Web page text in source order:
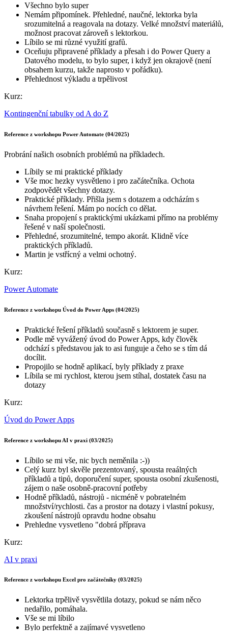
Všechno bylo super
Nemám připomínek. Přehledné, naučné, lektorka byla
srozumitelná a reagovala na dotazy. Velké množství materiálů,
možnost pracovat zároveň s lektorkou.
Líbilo se mi různé využití grafů.
Oceňuju připravené příklady a přesah i do Power Query a
Datového modelu, to bylo super, i když jen okrajově (není
obsahem kurzu, takže naprosto v pořádku).
Přehlednost výkladu a trpělivost
Kurz:
Kontingenční tabulky od A do Z
Reference z workshopu Power Automate (04/2025)
Probrání našich osobních problémů na příkladech.
Líbily se mi praktické příklady
Vše moc hezky vysvětleno i pro začátečníka. Ochota
zodpovědět všechny dotazy.
Praktické příklady. Přišla jsem s dotazem a odcházím s
návrhem řešení. Mám po nocích co dělat.
Snaha propojení s praktickými ukázkami přímo na problémy
řešené v naší společnosti.
Přehledné, srozumitelné, tempo akorát. Klidně více
praktických příkladů.
Martin je vstřícný a velmi ochotný.
Kurz:
Power Automate
Reference z workshopu Úvod do Power Apps (04/2025)
Praktické řešení příkladů současně s lektorem je super.
Podle mě vyvážený úvod do Power Apps, kdy člověk
odchází s představou jak to asi funguje a čeho se s tím dá
docílit.
Propojilo se hodně aplikací, byly příklady z praxe
Líbila se mi rychlost, kterou jsem stíhal, dostatek času na
dotazy
Kurz:
Úvod do Power Apps
Reference z workshopu AI v praxi (03/2025)
Líbilo se mi vše, nic bych neměnila :-))
Celý kurz byl skvěle prezentovaný, spousta reaálných
příkladů a tipů, doporučení super, spousta osobní zkušenosti,
zájem o naše osobně-pracovní potřeby
Hodně příkladů, nástrojů - nicméně v pobratelném
množství/rychlosti. čas a prostor na dotazy i vlastní pokusy,
zkoušení nástrojů opravdu hodne obsahu
Prehledne vysvetleno "dobrá příprava
Kurz:
AI v praxi
Reference z workshopu Excel pro začátečníky (03/2025)
Lektorka trpělivě vysvětlila dotazy, pokud se nám něco
nedařilo, pomáhala.
Vše se mi líbilo
Bylo perfektně a zajímavé vysvetleno